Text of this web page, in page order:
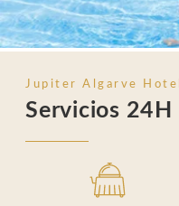
Jupiter Algarve Hotel
Servicios 24H